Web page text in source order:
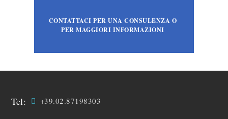
CONTATTACI PER UNA CONSULENZA O
PER MAGGIORI INFORMAZIONI
Tel: +39.02.87198303